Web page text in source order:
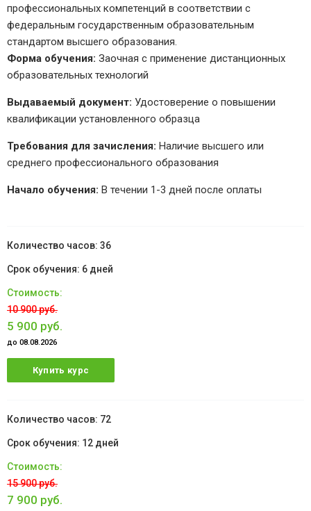
профессиональных компетенций в соответствии с
федеральным государственным образовательным
стандартом высшего образования.
Форма обучения: Заочная с применение дистанционных
образовательных технологий
Выдаваемый документ: Удостоверение о повышении
квалификации установленного образца
Требования для зачисления: Наличие высшего или
среднего профессионального образования
Начало обучения: В течении 1-3 дней после оплаты
36
6 дней
10 900 руб.
5 900 руб.
до 08.08.2026
Купить курс
72
12 дней
15 900 руб.
7 900 руб.